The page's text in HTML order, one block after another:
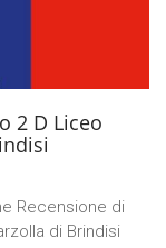
2 D Liceo
Recensione di
di Brindisi